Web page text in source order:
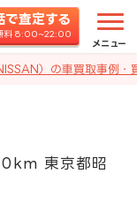
で査定する
料 8:00~22:00
メニュー
）の車買取事例・
東京都昭